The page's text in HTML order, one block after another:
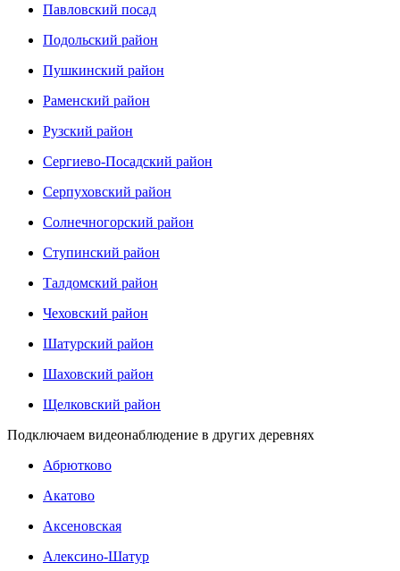
Павловский посад
Подольский район
Пушкинский район
Раменский район
Рузский район
Сергиево-Посадский район
Серпуховский район
Солнечногорский район
Ступинский район
Талдомский район
Чеховский район
Шатурский район
Шаховский район
Щелковский район
Подключаем видеонаблюдение в других деревнях
Абрютково
Акатово
Аксеновская
Алексино-Шатур